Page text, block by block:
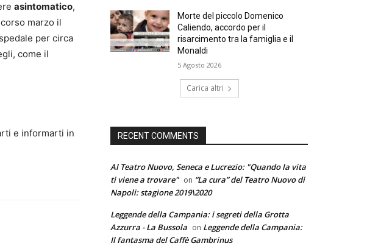
asintomatico,
marzo il
per circa
come il
e informarti in
Morte del piccolo Domenico
Caliendo, accordo per il
risarcimento tra la famiglia e il
Monaldi
5 Agosto 2026
Carica altri
RECENT COMMENTS
Al Teatro Nuovo, Seneca e Lucrezio: "Quando la vita
ti viene a trovare" on “La cura” del Teatro Nuovo di
Napoli: stagione 2019\2020
Leggende della Campania: i segreti della Grotta
Azzurra - La Bussola on Leggende della Campania:
Il fantasma del Caffè Gambrinus